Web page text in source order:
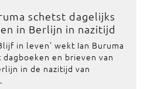
schetst dagelijks
in Berlijn in nazitijd
in leven' wekt Ian Buruma
dagboeken en brieven van
in de nazitijd van